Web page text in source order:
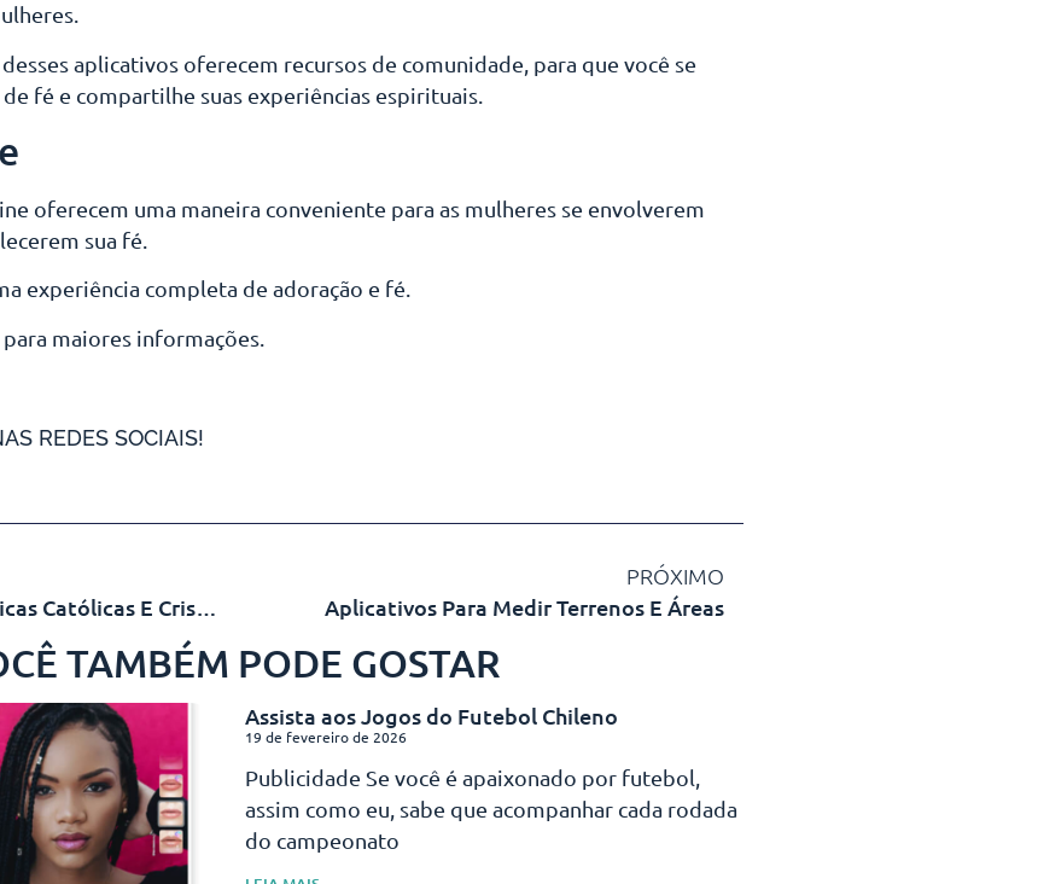
aplicativos oferecem recursos de comunidade, para que você se
fé e compartilhe suas experiências espirituais.
oferecem uma maneira conveniente para as mulheres se envolverem
sua fé.
experiência completa de adoração e fé.
maiores informações.
REDES SOCIAIS!
Aplicativos Para Ouvir Músicas Católicas E Cristãs
PRÓXIMO
Aplicativos Para Medir Terrenos E Áreas
TAMBÉM PODE GOSTAR
Assista aos Jogos do Futebol Chileno
19 de fevereiro de 2026
Publicidade Se você é apaixonado por futebol,
assim como eu, sabe que acompanhar cada rodada
do campeonato